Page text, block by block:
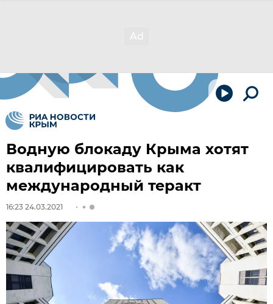
Водную блокаду Крыма хотят
квалифицировать как
международный теракт
16:23 24.03.2021